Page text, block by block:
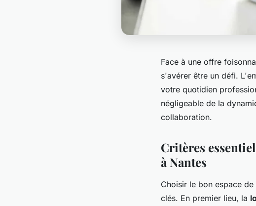
Face à une offre
s'avérer être un défi.
votre quotidien
négligeable de la
collaboration.
Critères
à Nantes
Choisir le bon espace
clés. En premier lieu, la